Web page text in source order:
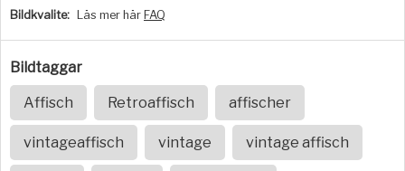
Bildkvalite:
Läs mer här FAQ
Bildtaggar
Affisch Retroaffisch affischer
vintageaffisch vintage vintage affisch